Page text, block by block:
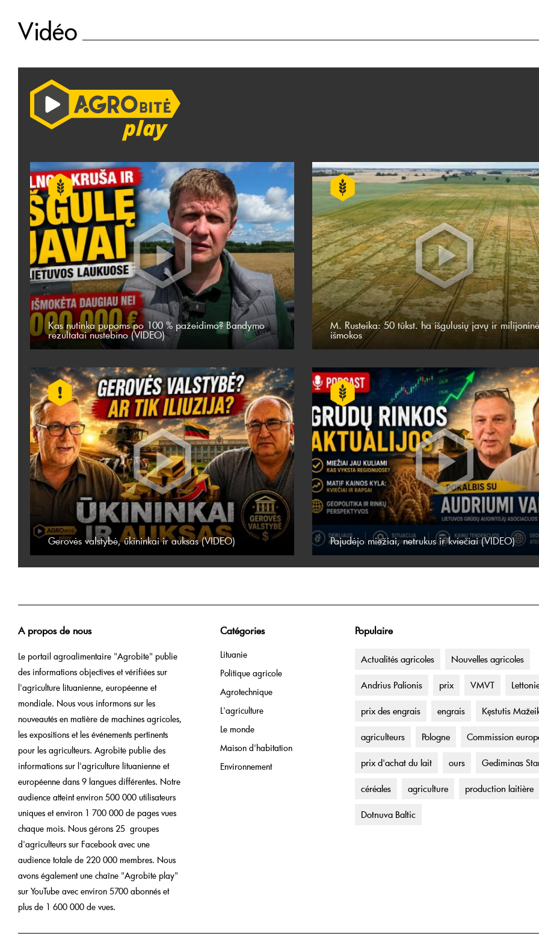
Vidéo
Kas nutinka pupoms po 100 % pažeidimo? Bandymo
rezultatai nustebino (VIDEO)
M. Rusteika: 50 tūkst. ha išgulusių javų ir
išmokos
Gerovės valstybė, ūkininkai ir auksas (VIDEO) Pajudėjo miežiai, netrukus ir kviečiai (VIDEO)
A propos de nous
Le portail agroalimentaire "Agrobitė" publie
des informations objectives et vérifiées sur
l'agriculture lituanienne, européenne et
mondiale. Nous vous informons sur les
nouveautés en matière de machines agricoles,
les expositions et les événements pertinents
pour les agriculteurs. Agrobitė publie des
informations sur l'agriculture lituanienne et
européenne dans 9 langues différentes. Notre
audience atteint environ 500 000 utilisateurs
uniques et environ 1 700 000 de pages vues
chaque mois. Nous gérons 25 groupes
d'agriculteurs sur Facebook avec une
audience totale de 220 000 membres. Nous
avons également une chaîne "Agrobitė play"
sur YouTube avec environ 5700 abonnés et
plus de 1 600 000 de vues.
Populaire
Actualités agricoles Nouvelles agricoles
Andrius Palionis prix VMVT
prix des engrais engrais Kęstutis
agriculteurs Pologne Commission
prix d'achat du lait ours Gediminas
céréales agriculture production laitière
Dotnuva Baltic
Catégories
Lituanie
Politique agricole
Agrotechnique
L'agriculture
Le monde
Maison d'habitation
Environnement